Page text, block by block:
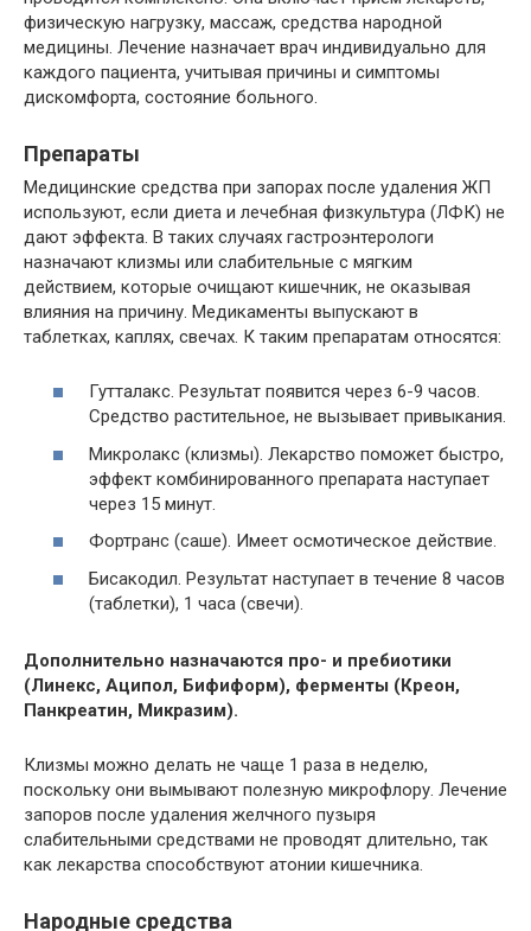
физическую нагрузку, массаж, средства народной
медицины. Лечение назначает врач индивидуально для
каждого пациента, учитывая причины и симптомы
дискомфорта, состояние больного.
Препараты
Медицинские средства при запорах после удаления ЖП
используют, если диета и лечебная физкультура (ЛФК) не
дают эффекта. В таких случаях гастроэнтерологи
назначают клизмы или слабительные с мягким
действием, которые очищают кишечник, не оказывая
влияния на причину. Медикаменты выпускают в
таблетках, каплях, свечах. К таким препаратам относятся:
Гутталакс. Результат появится через 6-9 часов.
Средство растительное, не вызывает привыкания.
Микролакс (клизмы). Лекарство поможет быстро,
эффект комбинированного препарата наступает
через 15 минут.
Фортранс (саше). Имеет осмотическое действие.
Бисакодил. Результат наступает в течение 8 часов
(таблетки), 1 часа (свечи).
Дополнительно назначаются про- и пребиотики
(Линекс, Аципол, Бифиформ), ферменты (Креон,
Панкреатин, Микразим).
Клизмы можно делать не чаще 1 раза в неделю,
поскольку они вымывают полезную микрофлору. Лечение
запоров после удаления желчного пузыря
слабительными средствами не проводят длительно, так
как лекарства способствуют атонии кишечника.
Народные средства